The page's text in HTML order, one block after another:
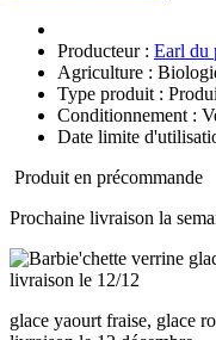
Producteur : Earl du
Agriculture :
Type produit :
Conditionnement :
Date limite
Produit en précommande
Prochaine livraison la
glace yaourt fraise, glace